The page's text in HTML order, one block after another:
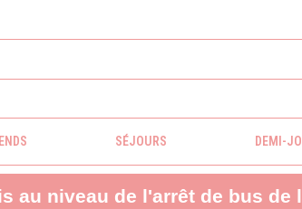
SÉJOURS DEMI-
niveau de l'arrêt de bus de